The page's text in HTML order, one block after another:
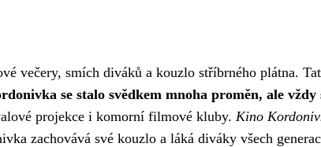
večery, smích diváků a kouzlo stříbrného plátna.
se stalo svědkem mnoha proměn, ale
projekce i komorní filmové kluby. Kino
zachovává své kouzlo a láká diváky všech